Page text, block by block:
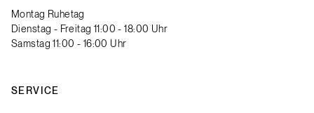
Montag Ruhetag
Dienstag - Freitag 11:00 - 18:00 Uhr
Samstag 11:00 - 16:00 Uhr
SERVICE